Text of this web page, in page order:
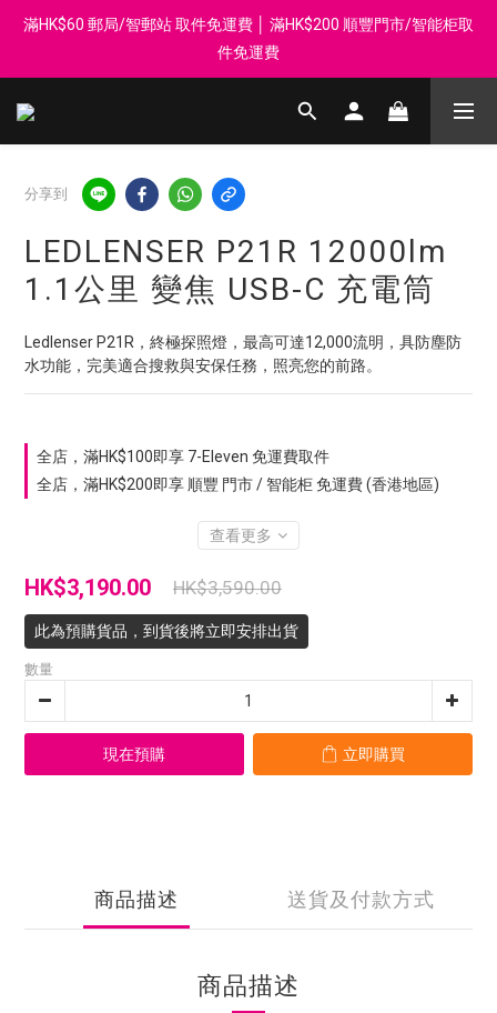
登記會員享每$50回贈$1 │ 滿HK$899 送 N-rit Campack Towel 吸
汗毛巾 韓國制 送完即止
滿HK$60 郵局/智郵站 取件免運費 │ 滿HK$200 順豐門市/智能柜取
件免運費
Whatsapp 98569349 │ 歡迎團體採購, 報價查詢, 接受採購卡
登記會員享每$50回贈$1 │ 滿HK$899 送 N-rit Campack Towel 吸
汗毛巾 韓國制 送完即止
分享到
LEDLENSER P21R 12000lm
1.1公里 變焦 USB-C 充電筒
Ledlenser P21R，終極探照燈，最高可達12,000流明，具防塵防
水功能，完美適合搜救與安保任務，照亮您的前路。
全店，滿HK$100即享 7-Eleven 免運費取件
全店，滿HK$200即享 順豐 門市 / 智能柜 免運費 (香港地區)
查看更多
HK$3,190.00 HK$3,590.00
此為預購貨品，到貨後將立即安排出貨
數量
現在預購 立即購買
商品描述 送貨及付款方式
商品描述